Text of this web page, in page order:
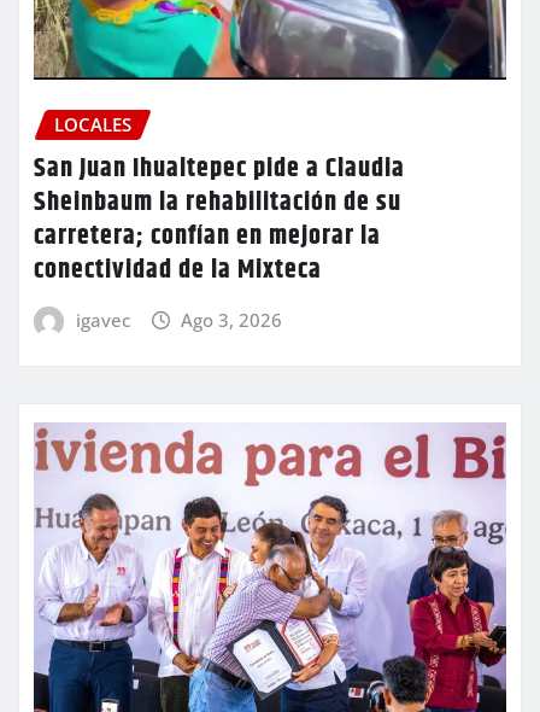
LOCALES
San Juan Ihualtepec pide a Claudia
Sheinbaum la rehabilitación de su
carretera; confían en mejorar la
conectividad de la Mixteca
igavec Ago 3, 2026